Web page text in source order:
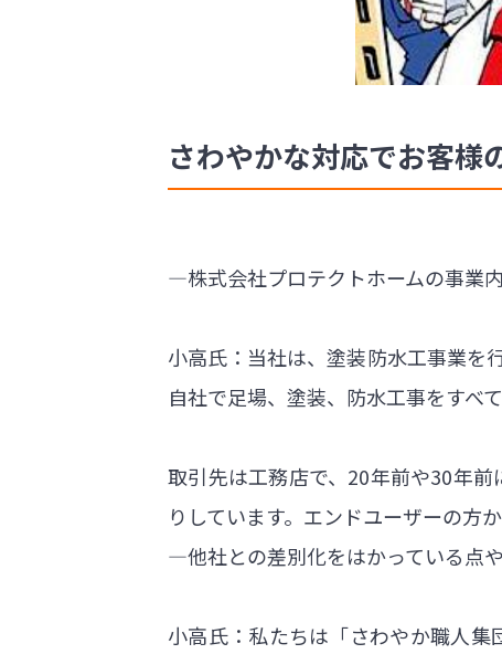
さわやかな対応でお客様
―株式会社プロテクトホームの事業
小高氏：当社は、塗装防水工事業を
自社で足場、塗装、防水工事をすべ
取引先は工務店で、20年前や30年
りしています。エンドユーザーの方
―他社との差別化をはかっている点
小高氏：私たちは「さわやか職人